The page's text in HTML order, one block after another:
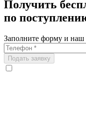
Получить
по
Заполните форму и наш
Подать заявку